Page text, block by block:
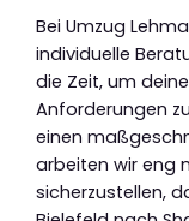
Bei Umzug
individuelle
die Zeit, um
Anforderungen
einen
arbeiten wir eng
sicherzustellen,